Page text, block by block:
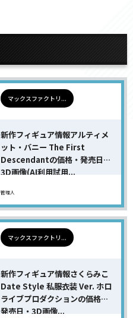
マックスファクトリ...
新作フィギュア情報アルティメ
ット・バニー The First
Descendantの価格・発売日・
3D画像(AI利用試用...
管理人
マックスファクトリ...
新作フィギュア情報さくらみこ
Date Style 私服衣装 Ver. ホロ
ライブプロダクションの価格・
発売日・3D画像...